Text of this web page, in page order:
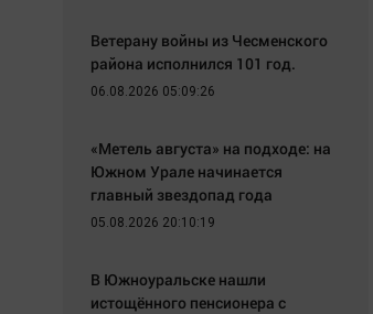
Ветерану войны из Чесменского
района исполнился 101 год.
06.08.2026 05:09:26
«Метель августа» на подходе: на
Южном Урале начинается
главный звездопад года
05.08.2026 20:10:19
В Южноуральске нашли
истощённого пенсионера с